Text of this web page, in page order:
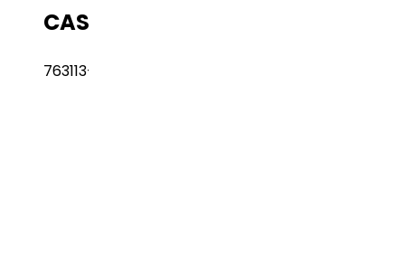
CAS 编号
763113-22-0